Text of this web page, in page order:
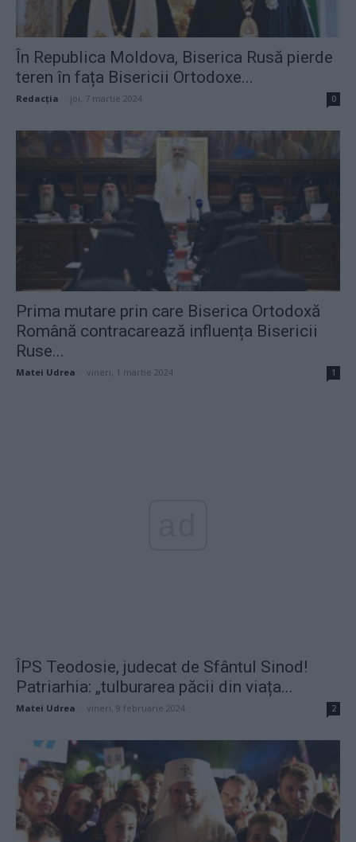
În Republica Moldova, Biserica Rusă pierde
teren în fața Bisericii Ortodoxe...
Redacţia joi, 7 martie 2024 0
Prima mutare prin care Biserica Ortodoxă
Română contracarează influența Bisericii
Ruse...
Matei Udrea vineri, 1 martie 2024 1
ÎPS Teodosie, judecat de Sfântul Sinod!
Patriarhia: „tulburarea păcii din viața...
Matei Udrea vineri, 9 februarie 2024 2